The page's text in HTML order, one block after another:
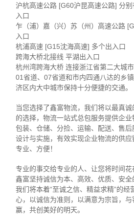
沪杭高速公路 [G60沪昆高速公路] 分
入口
乍（浦）嘉（兴）苏（州）高速公路
入口
杭浦高速 [G15沈海高速] 多个出入口
跨海大桥北接线 平湖出入口
杭州湾跨海大桥 连接浙江省第二大城
01省道、07省道和市内四通八达的乡
济区内大中城市保持十分便捷的交通。
当您选择了鑫富物流，我们将以最真
的选择，物流一站式总包服务提供企业
包装、仓储、分捡、运输、配送、售
设计与实施，有效实现企业物流的供应
专业、方便！
专业的事交给专业的人、让您将时间花
鑫富坚持诚信为本、高效、优质、安全
我们将本着“至诚之信、精益求精”的经
心，以诚信为准则，以满意为宗旨，
赢，共创美好的明天。